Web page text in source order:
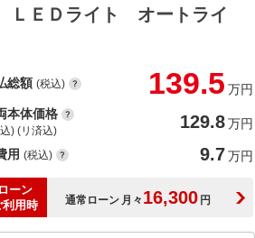
ＥＤライト オートライ
総額 (税込) 139.5 万円
本体価格
) (リ済込) 129.8万円
用 (税込) 9.7万円
ローン
利用時
通常ローン 月々 16,300 円